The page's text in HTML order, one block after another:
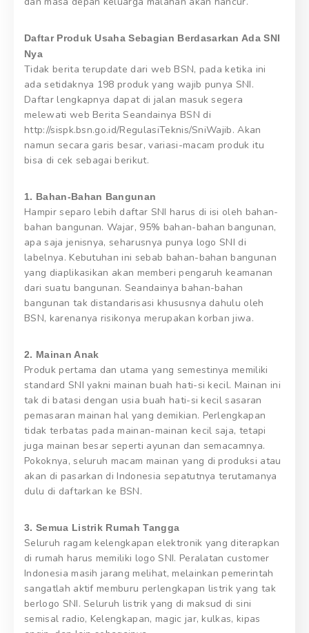
Daftar Produk Usaha Sebagian Berdasarkan Ada SNI
Nya
Tidak berita terupdate dari web BSN, pada ketika ini
ada setidaknya 198 produk yang wajib punya SNI.
Daftar lengkapnya dapat di jalan masuk segera
melewati web Berita Seandainya BSN di
http://sispk.bsn.go.id/RegulasiTeknis/SniWajib. Akan
namun secara garis besar, variasi-macam produk itu
bisa di cek sebagai berikut.
1. Bahan-Bahan Bangunan
Hampir separo lebih daftar SNI harus di isi oleh bahan-
bahan bangunan. Wajar, 95% bahan-bahan bangunan,
apa saja jenisnya, seharusnya punya logo SNI di
labelnya. Kebutuhan ini sebab bahan-bahan bangunan
yang diaplikasikan akan memberi pengaruh keamanan
dari suatu bangunan. Seandainya bahan-bahan
bangunan tak distandarisasi khususnya dahulu oleh
BSN, karenanya risikonya merupakan korban jiwa.
2. Mainan Anak
Produk pertama dan utama yang semestinya memiliki
standard SNI yakni mainan buah hati-si kecil. Mainan ini
tak di batasi dengan usia buah hati-si kecil sasaran
pemasaran mainan hal yang demikian. Perlengkapan
tidak terbatas pada mainan-mainan kecil saja, tetapi
juga mainan besar seperti ayunan dan semacamnya.
Pokoknya, seluruh macam mainan yang di produksi atau
akan di pasarkan di Indonesia sepatutnya terutamanya
dulu di daftarkan ke BSN.
3. Semua Listrik Rumah Tangga
Seluruh ragam kelengkapan elektronik yang diterapkan
di rumah harus memiliki logo SNI. Peralatan customer
Indonesia masih jarang melihat, melainkan pemerintah
sangatlah aktif memburu perlengkapan listrik yang tak
berlogo SNI. Seluruh listrik yang di maksud di sini
semisal radio, Kelengkapan, magic jar, kulkas, kipas